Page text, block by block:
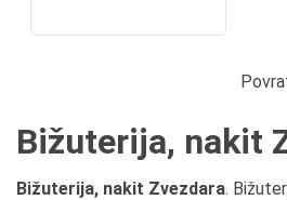
Bižuterija, nakit
Bižuterija, nakit Zvezdara.